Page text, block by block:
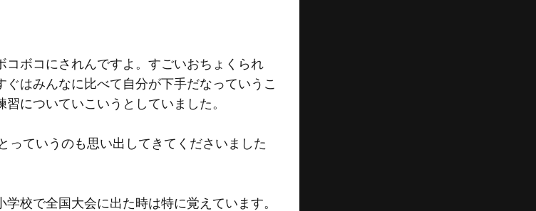
ボコにされんですよ。すごいおちょくられ
はみんなに比べて自分が下手だなっていうこ
についていこいうとしていました。
ていうのも思い出してきてくださいました
校で全国大会に出た時は特に覚えています。